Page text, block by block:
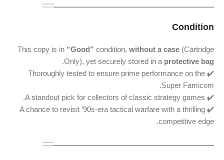
ــــــــــــــــــــــــــــــــــــــــــــــــــــــــــــــــــــــــــــــــ::::::
Condition
This copy is in “Good” condition, without a case (Cartridge
Only), yet securely stored in a protective bag
.
✔️ Thoroughly tested to ensure prime performance on the
Super Famicom.
✔️ A standout pick for collectors of classic strategy games.
✔️ A chance to revisit ’90s-era tactical warfare with a thrilling
competitive edge.
ــــــــــــــــــــــــــــــــــــــــــــــــــــــــــــــــــــــــــــــــ::::::